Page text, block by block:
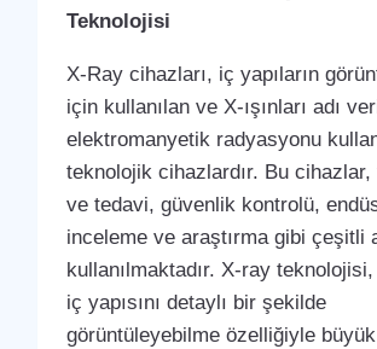
Teknolojisi
X-Ray cihazları, iç yapıların
için kullanılan ve X-ışınları adı
elektromanyetik radyasyonu
teknolojik cihazlardır. Bu cihazlar,
ve tedavi, güvenlik kontrolü,
inceleme ve araştırma gibi çeşitli
kullanılmaktadır. X-ray
iç yapısını detaylı bir şekilde
görüntüleyebilme özelliğiyle